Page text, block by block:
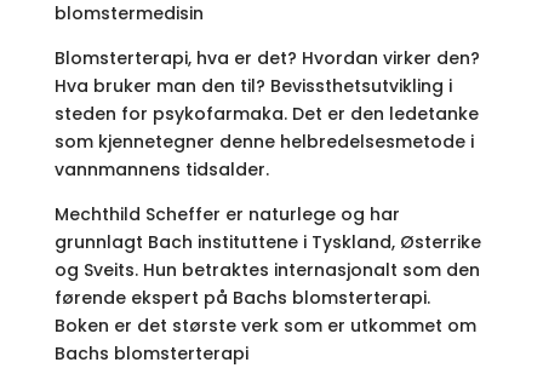
blomstermedisin
Blomsterterapi, hva er det? Hvordan virker den?
Hva bruker man den til? Bevissthetsutvikling i
steden for psykofarmaka. Det er den ledetanke
som kjennetegner denne helbredelsesmetode i
vannmannens tidsalder.
Mechthild Scheffer er naturlege og har
grunnlagt Bach instituttene i Tyskland, Østerrike
og Sveits. Hun betraktes internasjonalt som den
førende ekspert på Bachs blomsterterapi.
Boken er det største verk som er utkommet om
Bachs blomsterterapi